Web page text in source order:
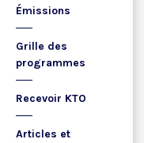
Émissions
Grille des
programmes
Recevoir KTO
Articles et